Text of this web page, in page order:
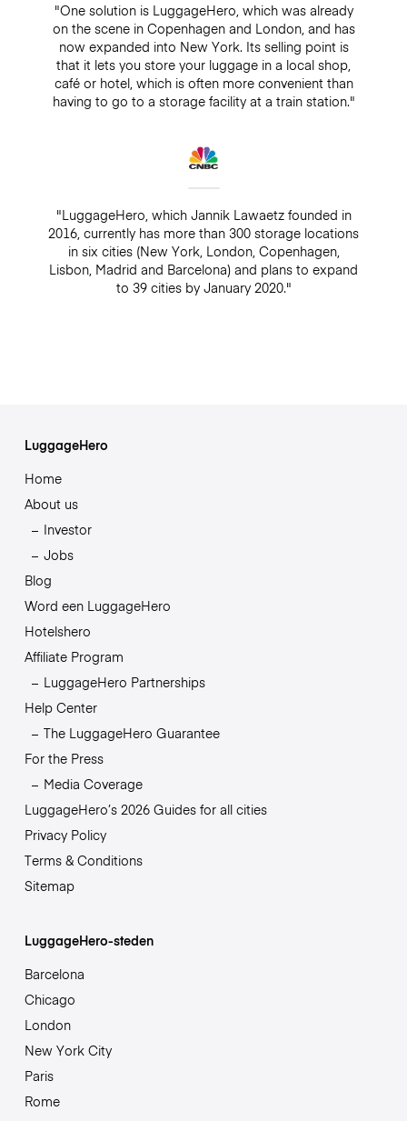
"One solution is LuggageHero, which was already
on the scene in Copenhagen and London, and has
now expanded into New York. Its selling point is
that it lets you store your luggage in a local shop,
café or hotel, which is often more convenient than
having to go to a storage facility at a train station."
"LuggageHero, which Jannik Lawaetz founded in
2016, currently has more than 300 storage locations
in six cities (New York, London, Copenhagen,
Lisbon, Madrid and Barcelona) and plans to expand
to 39 cities by January 2020."
LuggageHero
Home
About us
Investor
Jobs
Blog
Word een LuggageHero
Hotelshero
Affiliate Program
LuggageHero Partnerships
Help Center
The LuggageHero Guarantee
For the Press
Media Coverage
LuggageHero’s 2026 Guides for all cities
Privacy Policy
Terms & Conditions
Sitemap
LuggageHero-steden
Barcelona
Chicago
London
New York City
Paris
Rome